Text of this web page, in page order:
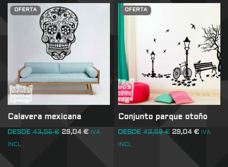
OFERTA
Calavera mexicana
DESDE 43,56€ 29,04 € IVA
INCL
OFERTA
Conjunto parque otoño
DESDE 43,56€ 29,04€ IVA
INCL